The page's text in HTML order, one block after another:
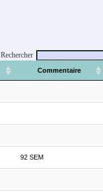
Rechercher
Commentaire
92 SEM